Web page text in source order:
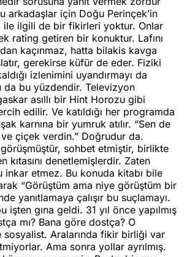
arkadaşlar için Doğu Perinçek’in
ilgili de bir fikirleri yoktur. Onlar
rating getiren bir konuktur. Lafını
kaçınmaz, hatta bilakis kavga
gerekirse küfür de eder. Fiziki
izlenimini uyandırmayı da
da bu yüzdendir. Televizyon
asıllı bir Hint Horozu gibi
edilir. Ve katıldığı her programda
karnına bir yumruk atılır. “Sen de
çiçek verdin.” Doğrudur da.
sohbet etmiştir, birlikte
kıtasını denetlemişlerdir. Zaten
inkar etmez. Bu konuda kitabı bile
“Görüştüm ama niye görüştüm bir
yanıtlamaya çalışır bu suçlamayı.
işten gına geldi. 31 yıl önce yapılmış
mı? Bana göre dostça? O
Aralarında fikir birliği var
Ama sonra yollar ayrılmış.